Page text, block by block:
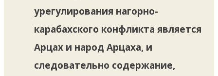
урегулирования нагорно-
карабахского конфликта является
Арцах и народ Арцаха, и
следовательно содержание,